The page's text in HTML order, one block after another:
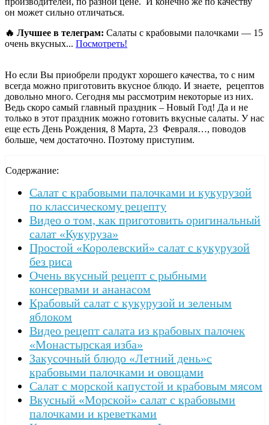
он может сильно отличаться.
🔥 Лучшее в телеграм: Салаты с крабовыми палочками — 15
очень вкусных... Посмотреть!
Но если Вы приобрели продукт хорошего качества, то с ним
всегда можно приготовить вкусное блюдо. И знаете, рецептов
довольно много. Сегодня мы рассмотрим некоторые из них.
Ведь скоро самый главный праздник – Новый Год! Да и не
только в этот праздник можно готовить вкусные салаты. У нас
еще есть День Рождения, 8 Марта, 23 Февраля…, поводов
больше, чем достаточно. Поэтому приступим.
Содержание:
Салат с крабовыми палочками и кукурузой
по классическому рецепту
Видео о том, как приготовить оригинальный
салат «Кукуруза»
Простой «Королевский» салат с кукурузой
без риса
Очень вкусный рецепт с рыбными
консервами и ананасом
Крабовый салат с кукурузой и зеленым
яблоком
Видео рецепт салата из крабовых палочек
«Монастырская изба»
Закусочный блюдо «Летний день»с
крабовыми палочками и овощами
Салат с морской капустой и крабовым мясом
Вкусный «Морской» салат с крабовыми
палочками и креветками